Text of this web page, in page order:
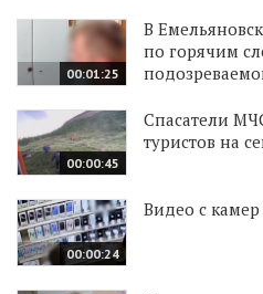
00:01:25
В
по горячим
00:00:45
Спасатели
туристов на
00:00:24
Видео с